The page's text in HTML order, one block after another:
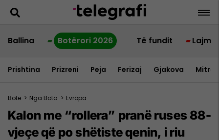
Ballina Botërori 2026 Të fundit Lajme
Prishtina Prizreni Peja Ferizaj Gjakova
Botë > Nga Bota > Evropa
Kalon me “rollera” pranë ruses 88-
vjeçe që po shëtiste qenin, i riu